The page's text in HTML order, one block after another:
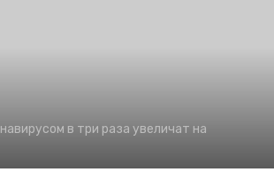
в три раза увеличат на